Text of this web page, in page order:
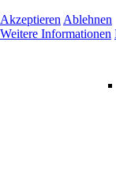
Akzeptieren Ablehnen
Weitere Informationen